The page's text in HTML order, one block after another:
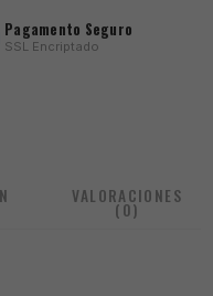
Pagamento Seguro
SSL Encriptado
VALORACIONES
(0)